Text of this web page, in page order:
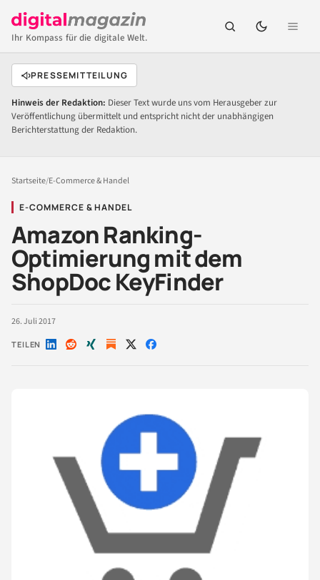
Ihr Kompass für die digitale Welt.
PRESSEMITTEILUNG
Hinweis der Redaktion: Dieser Text wurde uns vom Herausgeber zur
Veröffentlichung übermittelt und entspricht nicht der unabhängigen
Berichterstattung der Redaktion.
Startseite/E-Commerce & Handel
E-COMMERCE & HANDEL
Amazon Ranking-
Optimierung mit dem
ShopDoc KeyFinder
26. Juli 2017
TEILEN Auf Auf Auf Auf Auf